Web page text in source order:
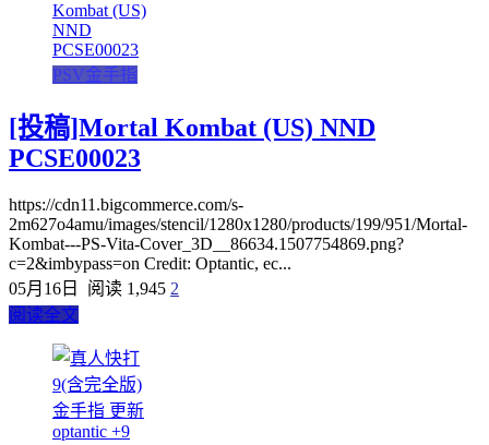
PSV金手指
[投稿]Mortal Kombat (US) NND
PCSE00023
https://cdn11.bigcommerce.com/s-
2m627o4amu/images/stencil/1280x1280/products/199/951/Mortal-
Kombat---PS-Vita-Cover_3D__86634.1507754869.png?
c=2&imbypass=on Credit: Optantic, ec...
05月16日
阅读 1,945 2
阅读全文